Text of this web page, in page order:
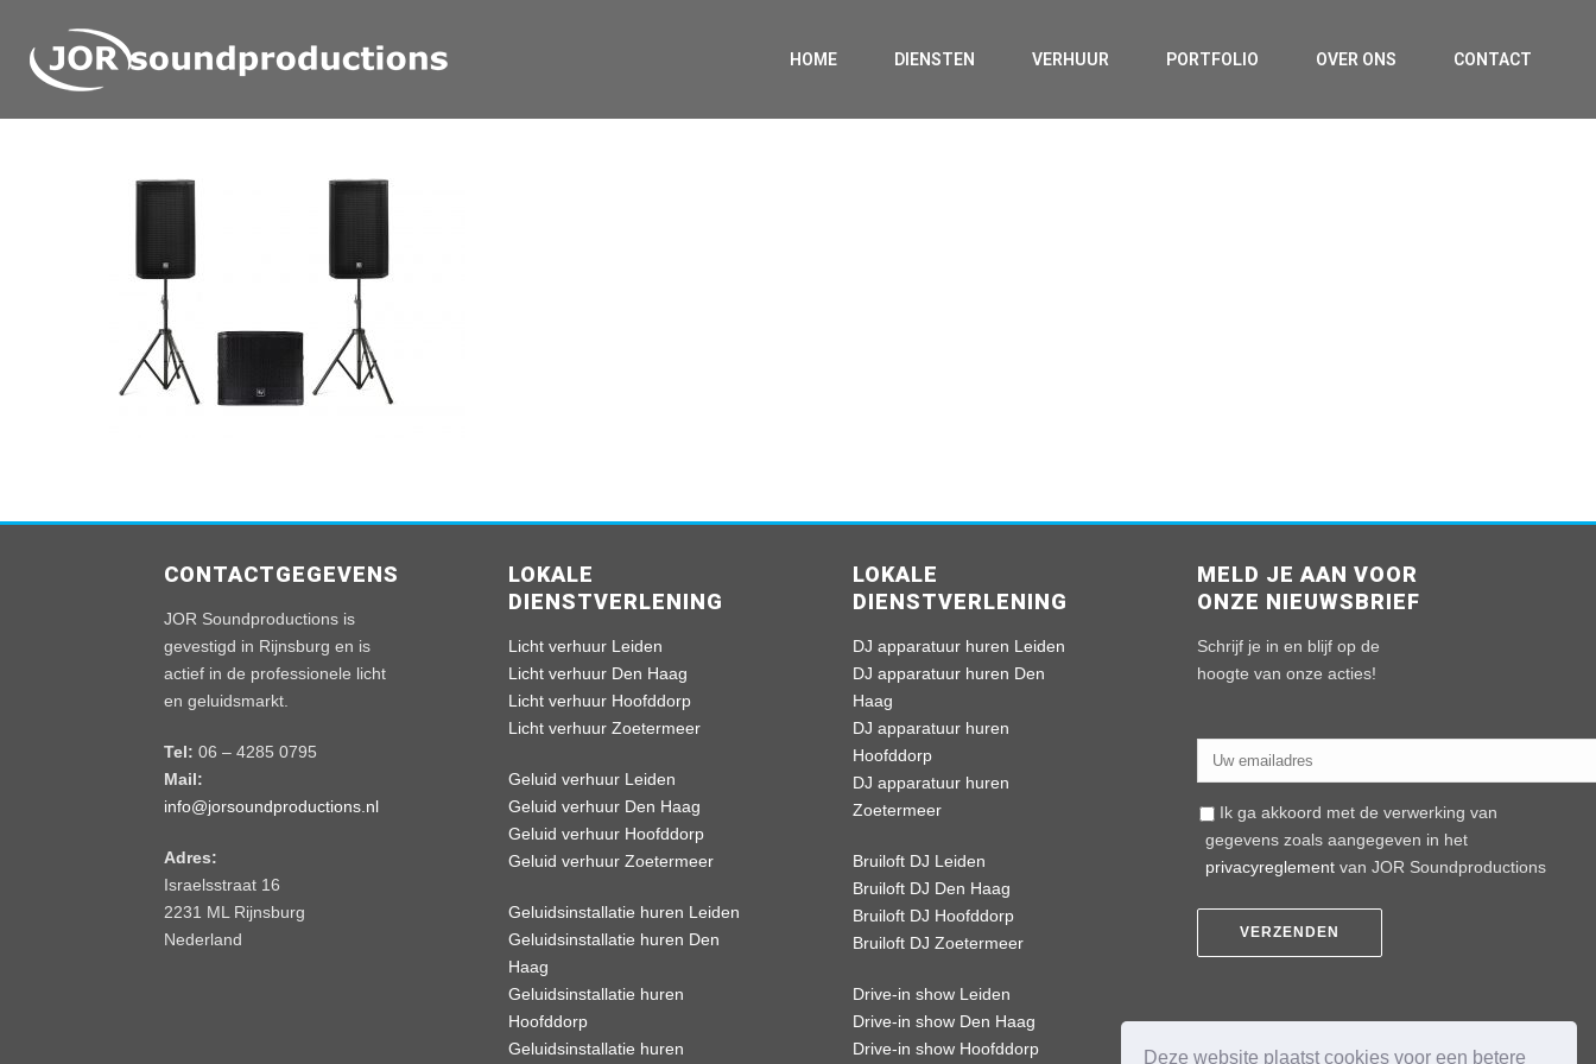
Deze website plaatst cookies voor een betere
HOME DIENSTEN VERHUUR PORTFOLIO OVER ONS CONTACT
CONTACTGEGEVENS
JOR Soundproductions is
gevestigd in Rijnsburg en is
actief in de professionele licht
en geluidsmarkt.
Tel: 06 – 4285 0795
Mail:
info@jorsoundproductions.nl
Adres:
Israelsstraat 16
2231 ML Rijnsburg
Nederland
LOKALE
DIENSTVERLENING
Licht verhuur Leiden
Licht verhuur Den Haag
Licht verhuur Hoofddorp
Licht verhuur Zoetermeer
Geluid verhuur Leiden
Geluid verhuur Den Haag
Geluid verhuur Hoofddorp
Geluid verhuur Zoetermeer
Geluidsinstallatie huren Leiden
Geluidsinstallatie huren Den
Haag
Geluidsinstallatie huren
Hoofddorp
Geluidsinstallatie huren
LOKALE
DIENSTVERLENING
DJ apparatuur huren Leiden
DJ apparatuur huren Den
Haag
DJ apparatuur huren
Hoofddorp
DJ apparatuur huren
Zoetermeer
Bruiloft DJ Leiden
Bruiloft DJ Den Haag
Bruiloft DJ Hoofddorp
Bruiloft DJ Zoetermeer
Drive-in show Leiden
Drive-in show Den Haag
Drive-in show Hoofddorp
MELD JE AAN VOOR
ONZE NIEUWSBRIEF
Schrijf je in en blijf op de
hoogte van onze acties!
Ik ga akkoord met de verwerking van
gegevens zoals aangegeven in het
privacyreglement van JOR Soundproductions